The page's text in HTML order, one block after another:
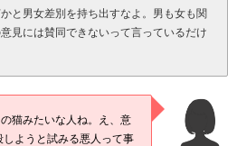
と男女差別を持ち出すなよ。男も女も関
見には賛同できないって言っているだけ
猫みたいな人ね。え、意
ようと試みる悪人って事